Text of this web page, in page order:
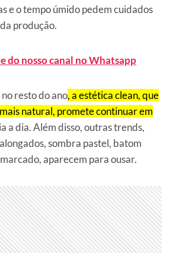
e o tempo úmido pedem cuidados
produção.
do nosso canal no Whatsapp
resto do ano, a estética clean, que
natural, promete continuar em
a dia. Além disso, outras trends,
sombra pastel, batom
aparecem para ousar.